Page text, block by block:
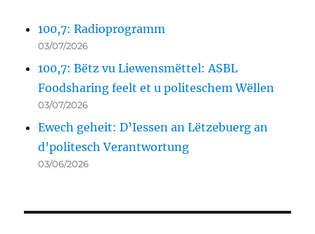
100,7: Radioprogramm
03/07/2026
100,7: Bëtz vu Liewensmëttel: ASBL
Foodsharing feelt et u politeschem Wëllen
03/07/2026
Ewech geheit: D’Iessen an Lëtzebuerg an
d’politesch Verantwortung
03/06/2026